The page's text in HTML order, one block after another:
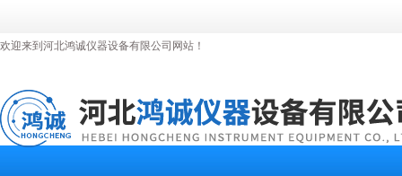
欢迎来到河北鸿诚仪器设备有限公司网站！